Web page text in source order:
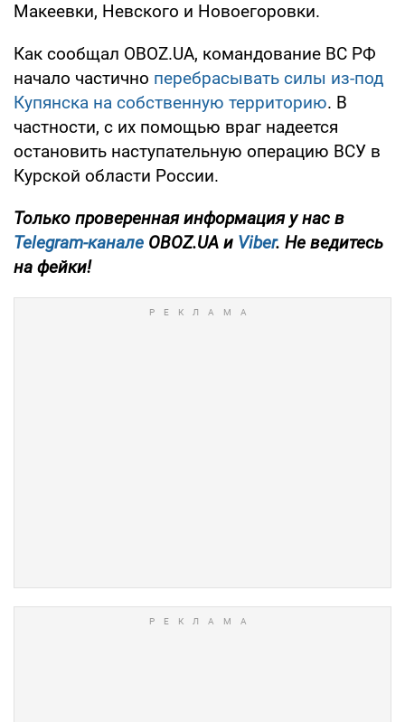
Макеевки, Невского и Новоегоровки.
Как сообщал OBOZ.UA, командование ВС РФ
начало частично перебрасывать силы из-под
Купянска на собственную территорию. В
частности, с их помощью враг надеется
остановить наступательную операцию ВСУ в
Курской области России.
Только проверенная информация у нас в
Telegram-канале OBOZ.UA и Viber. Не ведитесь
на фейки!